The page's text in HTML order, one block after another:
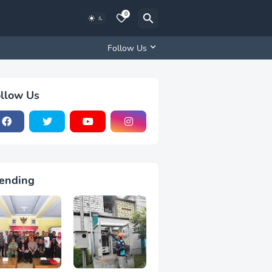
0
Follow Us
Us